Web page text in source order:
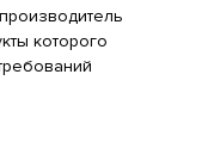
которого